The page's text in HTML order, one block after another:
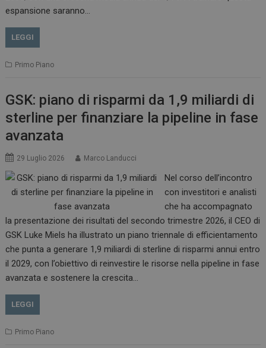
espansione saranno…
LEGGI
Primo Piano
GSK: piano di risparmi da 1,9 miliardi di
sterline per finanziare la pipeline in fase
avanzata
29 Luglio 2026 Marco Landucci
Nel corso dell’incontro
con investitori e analisti
che ha accompagnato
la presentazione dei risultati del secondo trimestre 2026, il CEO di
GSK Luke Miels ha illustrato un piano triennale di efficientamento
che punta a generare 1,9 miliardi di sterline di risparmi annui entro
il 2029, con l’obiettivo di reinvestire le risorse nella pipeline in fase
avanzata e sostenere la crescita…
LEGGI
Primo Piano